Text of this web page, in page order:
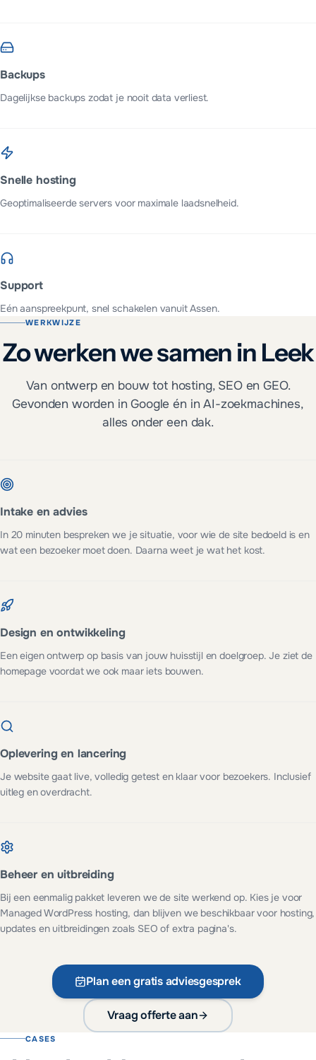
Backups
Dagelijkse backups zodat je nooit data verliest.
Snelle hosting
Geoptimaliseerde servers voor maximale laadsnelheid.
Support
Eén aanspreekpunt, snel schakelen vanuit Assen.
WERKWIJZE
Zo werken we samen in Leek
Van ontwerp en bouw tot hosting, SEO en GEO.
Gevonden worden in Google én in AI-zoekmachines,
alles onder een dak.
Intake en advies
In 20 minuten bespreken we je situatie, voor wie de site bedoeld is en
wat een bezoeker moet doen. Daarna weet je wat het kost.
Design en ontwikkeling
Een eigen ontwerp op basis van jouw huisstijl en doelgroep. Je ziet de
homepage voordat we ook maar iets bouwen.
Oplevering en lancering
Je website gaat live, volledig getest en klaar voor bezoekers. Inclusief
uitleg en overdracht.
Beheer en uitbreiding
Bij een eenmalig pakket leveren we de site werkend op. Kies je voor
Managed WordPress hosting, dan blijven we beschikbaar voor hosting,
updates en uitbreidingen zoals SEO of extra pagina's.
Plan een gratis adviesgesprek
Vraag offerte aan
CASES